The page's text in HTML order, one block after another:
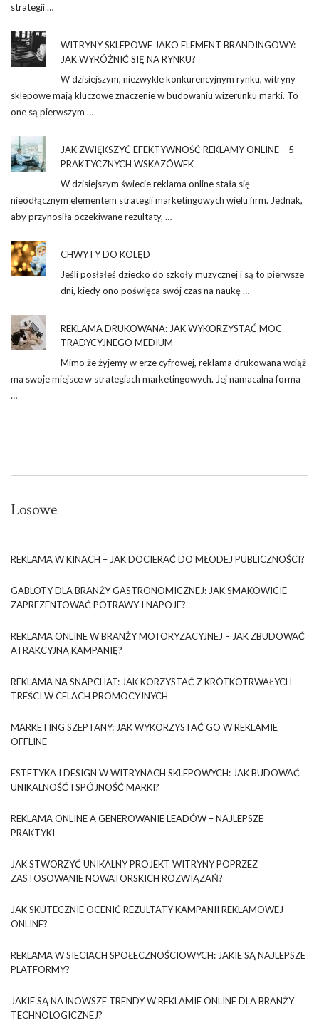
strategii …
WITRYNY SKLEPOWE JAKO ELEMENT BRANDINGOWY:
JAK WYRÓŻNIĆ SIĘ NA RYNKU?
W dzisiejszym, niezwykle konkurencyjnym rynku, witryny
sklepowe mają kluczowe znaczenie w budowaniu wizerunku marki. To
one są pierwszym …
JAK ZWIĘKSZYĆ EFEKTYWNOŚĆ REKLAMY ONLINE – 5
PRAKTYCZNYCH WSKAZÓWEK
W dzisiejszym świecie reklama online stała się
nieodłącznym elementem strategii marketingowych wielu firm. Jednak,
aby przynosiła oczekiwane rezultaty, …
CHWYTY DO KOLĘD
Jeśli posłałeś dziecko do szkoły muzycznej i są to pierwsze
dni, kiedy ono poświęca swój czas na naukę …
REKLAMA DRUKOWANA: JAK WYKORZYSTAĆ MOC
TRADYCYJNEGO MEDIUM
Mimo że żyjemy w erze cyfrowej, reklama drukowana wciąż
ma swoje miejsce w strategiach marketingowych. Jej namacalna forma
…
Losowe
REKLAMA W KINACH – JAK DOCIERAĆ DO MŁODEJ PUBLICZNOŚCI?
GABLOTY DLA BRANŻY GASTRONOMICZNEJ: JAK SMAKOWICIE
ZAPREZENTOWAĆ POTRAWY I NAPOJE?
REKLAMA ONLINE W BRANŻY MOTORYZACYJNEJ – JAK ZBUDOWAĆ
ATRAKCYJNĄ KAMPANIĘ?
REKLAMA NA SNAPCHAT: JAK KORZYSTAĆ Z KRÓTKOTRWAŁYCH
TREŚCI W CELACH PROMOCYJNYCH
MARKETING SZEPTANY: JAK WYKORZYSTAĆ GO W REKLAMIE
OFFLINE
ESTETYKA I DESIGN W WITRYNACH SKLEPOWYCH: JAK BUDOWAĆ
UNIKALNOŚĆ I SPÓJNOŚĆ MARKI?
REKLAMA ONLINE A GENEROWANIE LEADÓW – NAJLEPSZE
PRAKTYKI
JAK STWORZYĆ UNIKALNY PROJEKT WITRYNY POPRZEZ
ZASTOSOWANIE NOWATORSKICH ROZWIĄZAŃ?
JAK SKUTECZNIE OCENIĆ REZULTATY KAMPANII REKLAMOWEJ
ONLINE?
REKLAMA W SIECIACH SPOŁECZNOŚCIOWYCH: JAKIE SĄ NAJLEPSZE
PLATFORMY?
JAKIE SĄ NAJNOWSZE TRENDY W REKLAMIE ONLINE DLA BRANŻY
TECHNOLOGICZNEJ?